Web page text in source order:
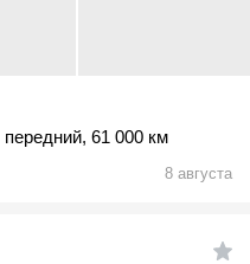
передний, 61 000 км
8 августа